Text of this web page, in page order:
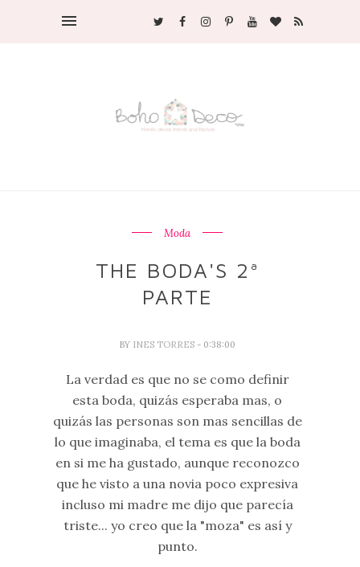
Moda
THE BODA'S 2ª
PARTE
BY INES TORRES - 0:38:00
La verdad es que no se como definir
esta boda, quizás esperaba mas, o
quizás las personas son mas sencillas de
lo que imaginaba, el tema es que la boda
en si me ha gustado, aunque reconozco
que he visto a una novia poco expresiva
incluso mi madre me dijo que parecía
triste... yo creo que la "moza" es así y
punto.